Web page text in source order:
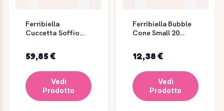
Ferribiella
Cuccetta Soffio
59,85 €
Vedi
Prodotto
Ferribiella Bubble
Cone Small 20
12,38 €
Vedi
Prodotto